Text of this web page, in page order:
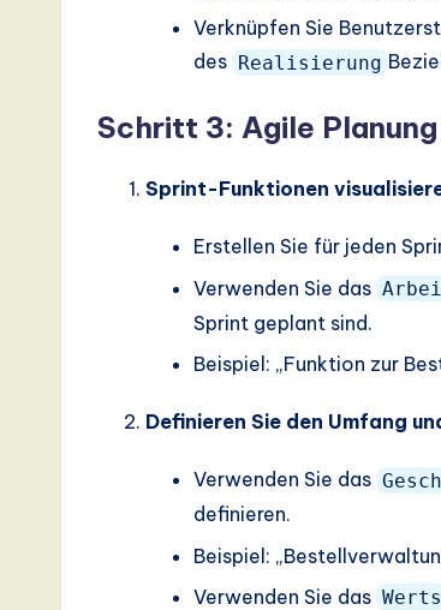
Verknüpfen Sie
des Realisierung
Schritt 3: Agile
Sprint-Funktionen
Erstellen Sie für jeden
Verwenden Sie das
Sprint geplant sind.
Beispiel: „Funktion zur
Definieren Sie den Umfang
Verwenden Sie das
definieren.
Beispiel:
Verwenden Sie das